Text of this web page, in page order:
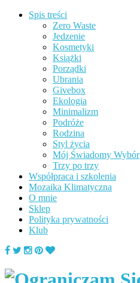
Spis treści
Zero Waste
Jedzenie
Kosmetyki
Książki
Porządki
Ubrania
Givebox
Ekologia
Minimalizm
Podróże
Rodzina
Styl życia
Mój Świadomy Wybór
Trzy po trzy
Współpraca i szkolenia
Mozaika Klimatyczna
O mnie
Sklep
Polityka prywatności
Klub